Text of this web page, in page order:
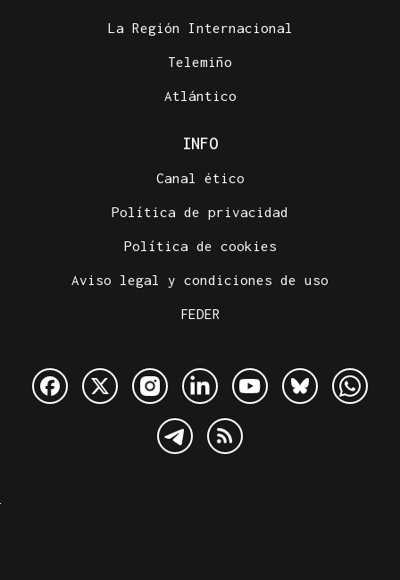
La Región Internacional
Telemiño
Atlántico
INFO
Canal ético
Política de privacidad
Política de cookies
Aviso legal y condiciones de uso
FEDER